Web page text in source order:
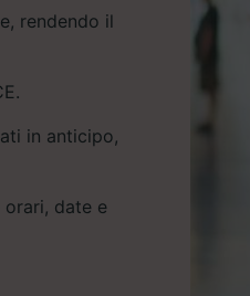
rendendo il
in anticipo,
date e